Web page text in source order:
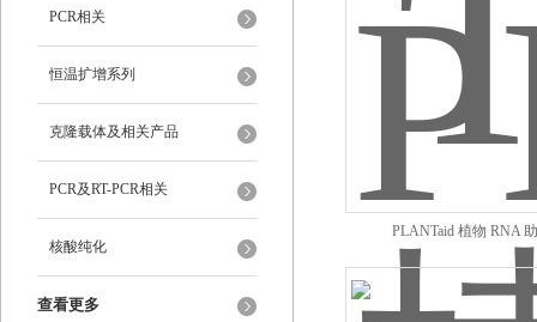
PCR相关
恒温扩增系列
克隆载体及相关产品
PCR及RT-PCR相关
核酸纯化
查看更多
PLANTaid 植物 RNA